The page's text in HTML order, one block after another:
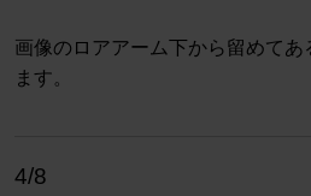
画像のロアアーム下から留めてあ
ます。
4/8